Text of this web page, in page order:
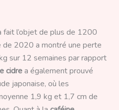
fait l’objet de plus de 1200
2020 a montré une perte
sur 12 semaines par rapport
cidrea également prouvé
japonaise, où les
1,9 kg et 1,7 cm de